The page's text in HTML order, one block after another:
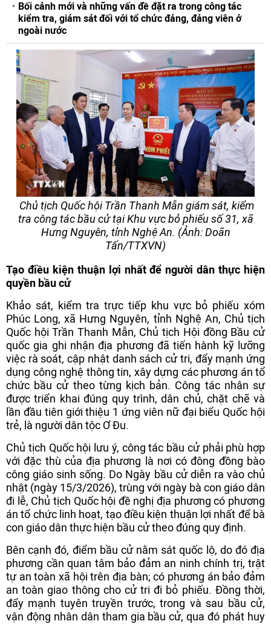
Bối cảnh mới và những vấn đề đặt ra trong công tác
kiểm tra, giám sát đối với tổ chức đảng, đảng viên ở
ngoài nước
Chủ tịch Quốc hội Trần Thanh Mẫn giám sát, kiểm
tra công tác bầu cử tại Khu vực bỏ phiếu số 31, xã
Hưng Nguyên, tỉnh Nghệ An. (Ảnh: Doãn
Tấn/TTXVN)
Tạo điều kiện thuận lợi nhất để người dân thực hiện
quyền bầu cử
Khảo sát, kiểm tra trực tiếp khu vực bỏ phiếu xóm
Phúc Long, xã Hưng Nguyên, tỉnh Nghệ An, Chủ tịch
Quốc hội Trần Thanh Mẫn, Chủ tịch Hội đồng Bầu cử
quốc gia ghi nhận địa phương đã tiến hành kỹ lưỡng
việc rà soát, cập nhật danh sách cử tri, đẩy mạnh ứng
dụng công nghệ thông tin, xây dựng các phương án tổ
chức bầu cử theo từng kịch bản. Công tác nhân sự
được triển khai đúng quy trình, dân chủ, chặt chẽ và
lần đầu tiên giới thiệu 1 ứng viên nữ đại biểu Quốc hội
trẻ, là người dân tộc Ơ Đu.
Chủ tịch Quốc hội lưu ý, công tác bầu cử phải phù hợp
với đặc thù của địa phương là nơi có đông đồng bào
công giáo sinh sống. Do Ngày bầu cử diễn ra vào chủ
nhật (ngày 15/3/2026), trùng với ngày bà con giáo dân
đi lễ, Chủ tịch Quốc hội đề nghị địa phương có phương
án tổ chức linh hoạt, tạo điều kiện thuận lợi nhất để bà
con giáo dân thực hiện bầu cử theo đúng quy định.
Bên cạnh đó, điểm bầu cử nằm sát quốc lộ, do đó địa
phương cần quan tâm bảo đảm an ninh chính trị, trật
tự an toàn xã hội trên địa bàn; có phương án bảo đảm
an toàn giao thông cho cử tri đi bỏ phiếu. Đồng thời,
đẩy mạnh tuyên truyền trước, trong và sau bầu cử,
vận động nhân dân tham gia bầu cử, qua đó phát huy